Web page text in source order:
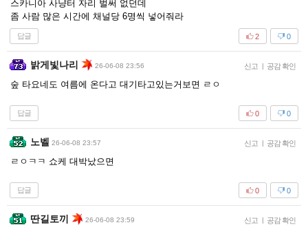
스카니아 사냥터 자리 벌써 없던데
좀 사람 많은 시간에 채널당 6명씩 넣어줘라
답글 0
2
밝게빛나리 26-06-08 23:56 신고 | 공감 확인
숲 타요네도 여름에 온다고 대기타고있는거보면 ㄹㅇ
답글 0
0
노벨 26-06-08 23:57 신고 | 공감 확인
ㄹㅇㅋㅋ 쇼케 대박났으면
답글 0
0
딴길토끼 26-06-08 23:59 신고 | 공감 확인